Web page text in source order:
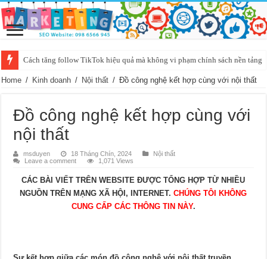
Cách tăng follow TikTok hiệu quả mà không vi phạm chính sách nền tảng
Giải đáp phong thủy trong nhà đại gia Thủy sản
Home / Kinh doanh / Nội thất / Đồ công nghệ kết hợp cùng với nội thất
Đồ công nghệ kết hợp cùng với
nội thất
msduyen 18 Tháng Chín, 2024
Nội thất
Leave a comment
1,071 Views
CÁC BÀI VIẾT TRÊN WEBSITE ĐƯỢC TỔNG HỢP TỪ NHIỀU
NGUỒN TRÊN MẠNG XÃ HỘI, INTERNET.CHÚNG TÔI KHÔNG
CUNG CẤP CÁC THÔNG TIN NÀY.